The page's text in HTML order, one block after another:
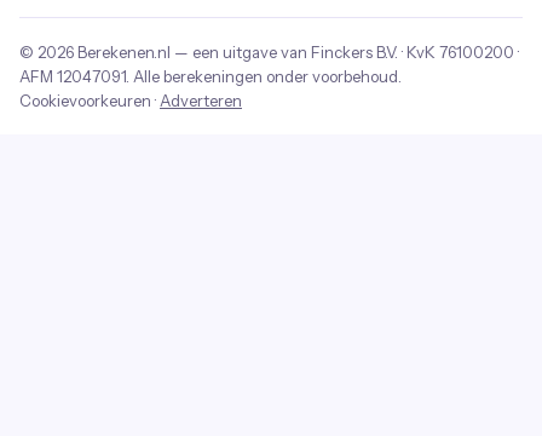
© 2026 Berekenen.nl — een uitgave van Finckers B.V. · KvK 76100200 ·
AFM 12047091 . Alle berekeningen onder voorbehoud.
Cookievoorkeuren · Adverteren